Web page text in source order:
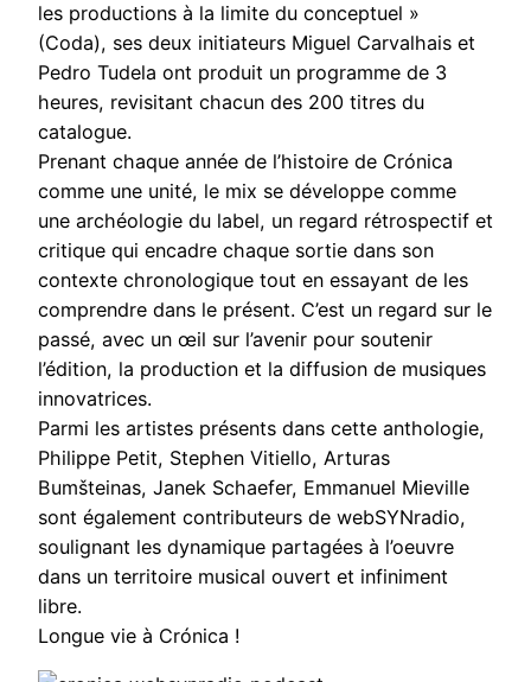
les productions à la limite du conceptuel »
(Coda), ses deux initiateurs Miguel Carvalhais et
Pedro Tudela ont produit un programme de 3
heures, revisitant chacun des 200 titres du
catalogue.
Prenant chaque année de l’histoire de Crónica
comme une unité, le mix se développe comme
une archéologie du label, un regard rétrospectif et
critique qui encadre chaque sortie dans son
contexte chronologique tout en essayant de les
comprendre dans le présent. C’est un regard sur le
passé, avec un œil sur l’avenir pour soutenir
l’édition, la production et la diffusion de musiques
innovatrices.
Parmi les artistes présents dans cette anthologie,
Philippe Petit, Stephen Vitiello, Arturas
Bumšteinas, Janek Schaefer, Emmanuel Mieville
sont également contributeurs de webSYNradio,
soulignant les dynamique partagées à l’oeuvre
dans un territoire musical ouvert et infiniment
libre.
Longue vie à Crónica !